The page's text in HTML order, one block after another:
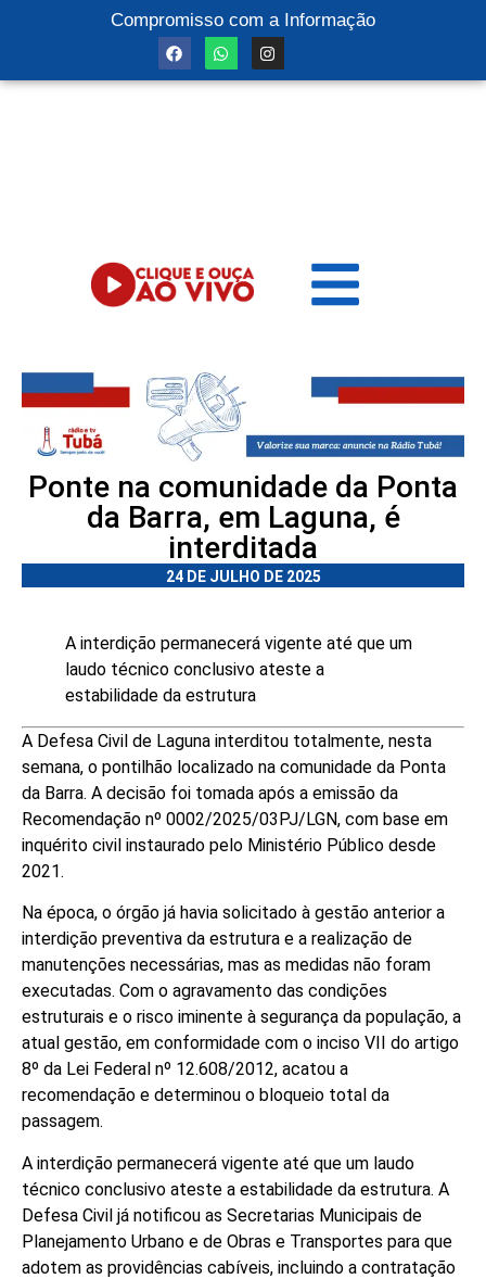
Compromisso com a Informação
Ponte na comunidade da Ponta
da Barra, em Laguna, é
interditada
24 DE JULHO DE 2025
A interdição permanecerá vigente até que um
laudo técnico conclusivo ateste a
estabilidade da estrutura
A Defesa Civil de Laguna interditou totalmente, nesta
semana, o pontilhão localizado na comunidade da Ponta
da Barra. A decisão foi tomada após a emissão da
Recomendação nº 0002/2025/03PJ/LGN, com base em
inquérito civil instaurado pelo Ministério Público desde
2021.
Na época, o órgão já havia solicitado à gestão anterior a
interdição preventiva da estrutura e a realização de
manutenções necessárias, mas as medidas não foram
executadas. Com o agravamento das condições
estruturais e o risco iminente à segurança da população, a
atual gestão, em conformidade com o inciso VII do artigo
8º da Lei Federal nº 12.608/2012, acatou a
recomendação e determinou o bloqueio total da
passagem.
A interdição permanecerá vigente até que um laudo
técnico conclusivo ateste a estabilidade da estrutura. A
Defesa Civil já notificou as Secretarias Municipais de
Planejamento Urbano e de Obras e Transportes para que
adotem as providências cabíveis, incluindo a contratação